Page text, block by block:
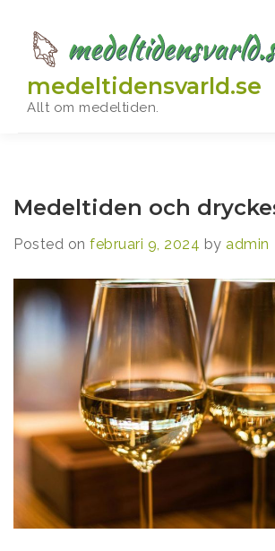
content
medeltidensvarld.se
Allt om medeltiden.
Medeltiden och
Posted on februari 9, 2024 by admin